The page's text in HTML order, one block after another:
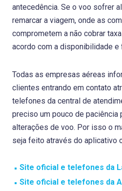
antecedência. Se o voo sofrer
remarcar a viagem, onde as
comprometem a não cobrar
acordo com a disponibilidade e
Todas as empresas aéreas
clientes entrando em contato
telefones da central de
preciso um pouco de paciência
alterações de voo. Por isso o
seja feito através do aplicativo
Site oficial e telefones da
Site oficial e telefones da